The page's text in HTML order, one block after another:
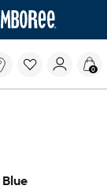
filtre les
0